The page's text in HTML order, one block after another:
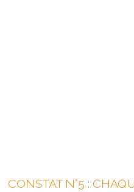
CONSTAT N°5 :